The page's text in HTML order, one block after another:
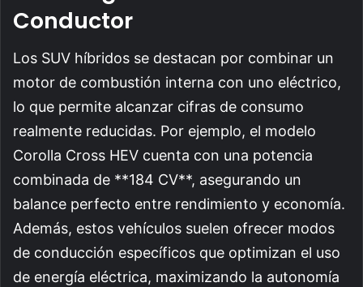
Conductor
Los SUV híbridos se destacan por combinar un
motor de combustión interna con uno eléctrico,
lo que permite alcanzar cifras de consumo
realmente reducidas. Por ejemplo, el modelo
Corolla Cross HEV cuenta con una potencia
combinada de **184 CV**, asegurando un
balance perfecto entre rendimiento y economía.
Además, estos vehículos suelen ofrecer modos
de conducción específicos que optimizan el uso
de energía eléctrica, maximizando la autonomía